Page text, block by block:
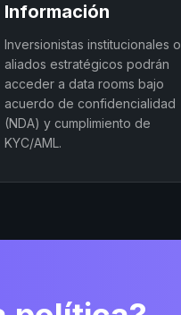
Información
Inversionistas institucionales o
aliados estratégicos podrán
acceder a data rooms bajo
acuerdo de confidencialidad
(NDA) y cumplimiento de
KYC/AML.